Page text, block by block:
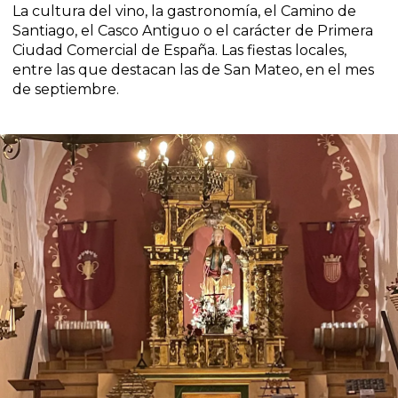
La cultura del vino, la gastronomía, el Camino de
Santiago, el Casco Antiguo o el carácter de Primera
Ciudad Comercial de España. Las fiestas locales,
entre las que destacan las de San Mateo, en el mes
de septiembre.